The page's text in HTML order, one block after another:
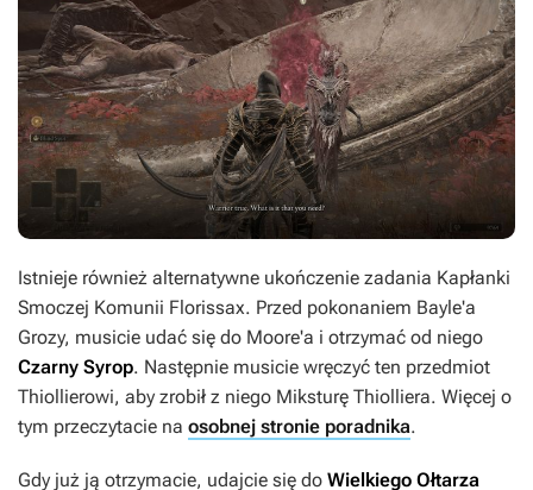
Istnieje również alternatywne ukończenie zadania Kapłanki
Smoczej Komunii Florissax. Przed pokonaniem Bayle'a
Grozy, musicie udać się do Moore'a i otrzymać od niego
Czarny Syrop. Następnie musicie wręczyć ten przedmiot
Thiollierowi, aby zrobił z niego Miksturę Thiolliera. Więcej o
tym przeczytacie na osobnej stronie poradnika.
Gdy już ją otrzymacie, udajcie się do Wielkiego Ołtarza